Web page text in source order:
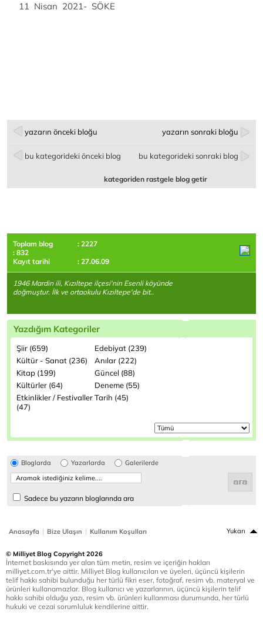
11 Nisan 2021- SÖKE
yazarın önceki bloğu yazarın sonraki bloğu
bu kategorideki önceki blog bu kategorideki sonraki blog
kategoriden rastgele blog getir
Toplam blog
: 2227
: 832
Kayıt tarihi
: 27.06.09
1946 Mardin ili, Kızıltepe ilçesi'nin Esenli köyünde
doğmuştur. İlk ve ortaokulu Kızıltepe'de bit..
Yazdığım Kategoriler
Şiir (659)
Edebiyat (239)
Kültür - Sanat (236)
Anılar (222)
Kitap (199)
Güncel (88)
Kültürler (64)
Deneme (55)
Etkinlikler / Festivaller
(47)
Tarih (45)
Bloglarda Yazarlarda Galerilerde
Sadece bu yazarın bloglarında ara
Anasayfa | Bize Ulaşın | Kullanım Koşulları Yukarı
© Milliyet Blog Copyright 2026
İnternet baskısında yer alan tüm metin, resim ve içeriğin hakları
milliyet.com.tr'ye aittir. Milliyet Blog kullanıcıları ve üyeleri, üçüncü kişilerin
telif hakkı sahibi bulunduğu her türlü fikri eser, fotoğraf, resim vb. materyal ve
ürünleri kullanamazlar. Blog kullanıcı ve yazarlarının, üçüncü kişilerin telif
hakkı sahibi olduğu yazı, resim vb. ürünleri kullanması durumunda, her türlü
hukuki ve cezai sorumluluk kendilerine aittir.